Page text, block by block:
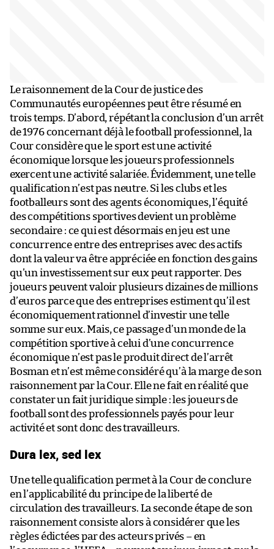
Le raisonnement de la Cour de justice des
Communautés européennes peut être résumé en
trois temps. D’abord, répétant la conclusion d’un arrêt
de 1976 concernant déjà le football professionnel, la
Cour considère que le sport est une activité
économique lorsque les joueurs professionnels
exercent une activité salariée. Évidemment, une telle
qualification n’est pas neutre. Si les clubs et les
footballeurs sont des agents économiques, l’équité
des compétitions sportives devient un problème
secondaire : ce qui est désormais en jeu est une
concurrence entre des entreprises avec des actifs
dont la valeur va être appréciée en fonction des gains
qu’un investissement sur eux peut rapporter. Des
joueurs peuvent valoir plusieurs dizaines de millions
d’euros parce que des entreprises estiment qu’il est
économiquement rationnel d’investir une telle
somme sur eux. Mais, ce passage d’un monde de la
compétition sportive à celui d’une concurrence
économique n’est pas le produit direct de l’arrêt
Bosman et n’est même considéré qu’à la marge de son
raisonnement par la Cour. Elle ne fait en réalité que
constater un fait juridique simple : les joueurs de
football sont des professionnels payés pour leur
activité et sont donc des travailleurs.
Dura lex, sed lex
Une telle qualification permet à la Cour de conclure
en l’applicabilité du principe de la liberté de
circulation des travailleurs. La seconde étape de son
raisonnement consiste alors à considérer que les
règles édictées par des acteurs privés – en